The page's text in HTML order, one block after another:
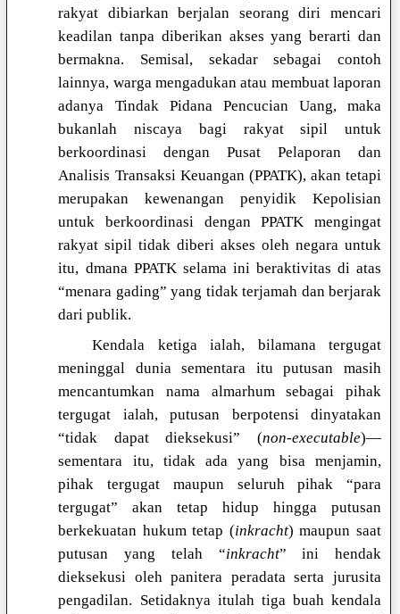
rakyat dibiarkan berjalan seorang diri mencari
keadilan tanpa diberikan akses yang berarti dan
bermakna. Semisal, sekadar sebagai contoh
lainnya, warga mengadukan atau membuat laporan
adanya Tindak Pidana Pencucian Uang, maka
bukanlah niscaya bagi rakyat sipil untuk
berkoordinasi dengan Pusat Pelaporan dan
Analisis Transaksi Keuangan (PPATK), akan tetapi
merupakan kewenangan penyidik Kepolisian
untuk berkoordinasi dengan PPATK mengingat
rakyat sipil tidak diberi akses oleh negara untuk
itu, dmana PPATK selama ini beraktivitas di atas
“menara gading” yang tidak terjamah dan berjarak
dari publik.
Kendala ketiga ialah, bilamana tergugat
meninggal dunia sementara itu putusan masih
mencantumkan nama almarhum sebagai pihak
tergugat ialah, putusan berpotensi dinyatakan
“tidak dapat dieksekusi” (non-executable)—
sementara itu, tidak ada yang bisa menjamin,
pihak tergugat maupun seluruh pihak “para
tergugat” akan tetap hidup hingga putusan
berkekuatan hukum tetap (inkracht) maupun saat
putusan yang telah “inkracht” ini hendak
dieksekusi oleh panitera peradata serta jurusita
pengadilan. Setidaknya itulah tiga buah kendala